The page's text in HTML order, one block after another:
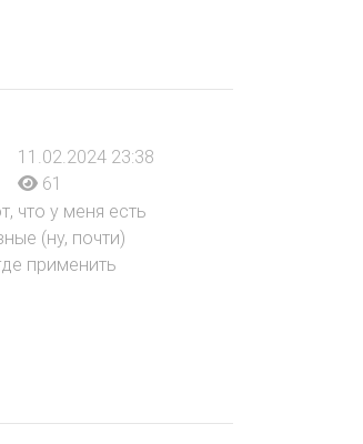
11.02.2024 23:38
61
что у меня есть
(ну, почти)
применить